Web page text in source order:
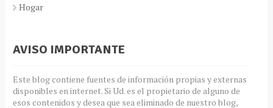
Hogar
AVISO IMPORTANTE
Este blog contiene fuentes de información propias y externas
disponibles en internet. Si Ud. es el propietario de alguno de
esos contenidos y desea que sea eliminado de nuestro blog,